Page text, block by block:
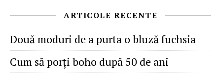
ARTICOLE RECENTE
Două moduri de a purta o bluză fuchsia
Cum să porţi boho după 50 de ani